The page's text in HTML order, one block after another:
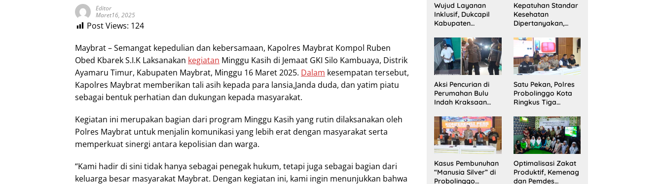
Editor
Maret16, 2025
Post Views: 124
Maybrat – Semangat kepedulian dan kebersamaan, Kapolres Maybrat Kompol Ruben
Obed Kbarek S.I.K Laksanakan kegiatan Minggu Kasih di Jemaat GKI Silo Kambuaya, Distrik
Ayamaru Timur, Kabupaten Maybrat, Minggu 16 Maret 2025. Dalam kesempatan tersebut,
Kapolres Maybrat memberikan tali asih kepada para lansia,Janda duda, dan yatim piatu
sebagai bentuk perhatian dan dukungan kepada masyarakat.
Kegiatan ini merupakan bagian dari program Minggu Kasih yang rutin dilaksanakan oleh
Polres Maybrat untuk menjalin komunikasi yang lebih erat dengan masyarakat serta
memperkuat sinergi antara kepolisian dan warga.
“Kami hadir di sini tidak hanya sebagai penegak hukum, tetapi juga sebagai bagian dari
keluarga besar masyarakat Maybrat. Dengan kegiatan ini, kami ingin menunjukkan bahwa
Wujud Layanan
Inklusif, Dukcapil
Kabupaten
Jemput Bola
Perekaman e-KTP
Warga Disabilitas di
Dringu
Kepatuhan Standar
Kesehatan
Dipertanyakan,
Diduga Belum
Punya SLHS
Aksi Pencurian di
Perumahan Bulu
Indah Kraksaan
Satu Pekan, Polres
Probolinggo Kota
Ringkus Tiga
Sita 20 Gram
Barang Bukti
Kasus Pembunuhan
“Manusia Silver” di
Probolinggo
Optimalisasi Zakat
Produktif, Kemenag
dan Pemdes